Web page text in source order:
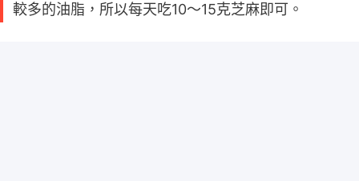
較多的油脂，所以每天吃10～15克芝麻即可。